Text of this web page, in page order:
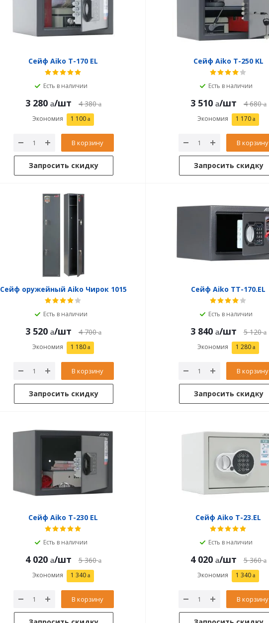
Сейф Aiko T-170 EL
Есть в наличии
3 280 /шт 4 380
Экономия 1 100
В корзину
Запросить скидку
Сейф Aiko T-250 KL
Есть в наличии
3 510 /шт 4 680
Экономия 1 170
В корзину
Запросить скидку
Сейф оружейный Aiko Чирок 1015
Есть в наличии
3 520 /шт 4 700
Экономия 1 180
В корзину
Запросить скидку
Сейф Aiko ТТ-170.EL
Есть в наличии
3 840 /шт 5 120
Экономия 1 280
В корзину
Запросить скидку
Сейф Aiko T-230 EL
Есть в наличии
4 020 /шт 5 360
Экономия 1 340
В корзину
Сейф Aiko T-23.EL
Есть в наличии
4 020 /шт 5 360
Экономия 1 340
В корзину